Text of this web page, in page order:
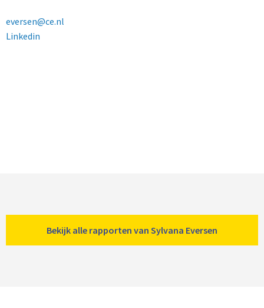
eversen@ce.nl
Linkedin
Bekijk alle rapporten van Sylvana Eversen